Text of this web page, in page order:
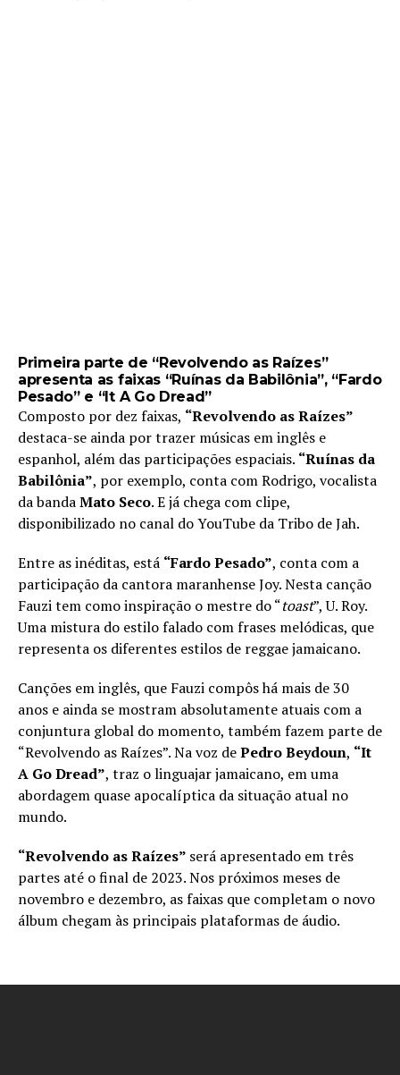
Primeira parte de “Revolvendo as Raízes”
apresenta as faixas “Ruínas da Babilônia”, “Fardo
Pesado” e “It A Go Dread”
Composto por dez faixas, “Revolvendo as Raízes”
destaca-se ainda por trazer músicas em inglês e
espanhol, além das participações espaciais. “Ruínas da
Babilônia”, por exemplo, conta com Rodrigo, vocalista
da bandaMato Seco. E já chega com clipe,
disponibilizado no canal do YouTube da Tribo de Jah.
Entre as inéditas, está “Fardo Pesado”, conta com a
participação da cantora maranhense Joy. Nesta canção
Fauzi tem como inspiração o mestre do “toast”, U. Roy.
Uma mistura do estilo falado com frases melódicas, que
representa os diferentes estilos de reggae jamaicano.
Canções em inglês, que Fauzi compôs há mais de 30
anos e ainda se mostram absolutamente atuais com a
conjuntura global do momento, também fazem parte de
“Revolvendo as Raízes”. Na voz dePedro Beydoun, “It
A Go Dread”, traz o linguajar jamaicano, em uma
abordagem quase apocalíptica da situação atual no
mundo.
“Revolvendo as Raízes” será apresentado em três
partes até o final de 2023. Nos próximos meses de
novembro e dezembro, as faixas que completam o novo
álbum chegam às principais plataformas de áudio.